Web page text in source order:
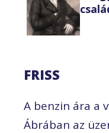
FRISS
A benzin ára a
Ábrában az